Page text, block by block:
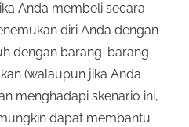
Anda membeli secara
diri Anda dengan
dengan barang-barang
(walaupun jika Anda
menghadapi skenario ini,
dapat membantu